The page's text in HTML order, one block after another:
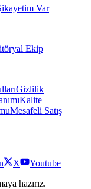
Var
Ekip
Gizlilik
Kalite
Mesafeli Satış
X
Youtube
hazırız.